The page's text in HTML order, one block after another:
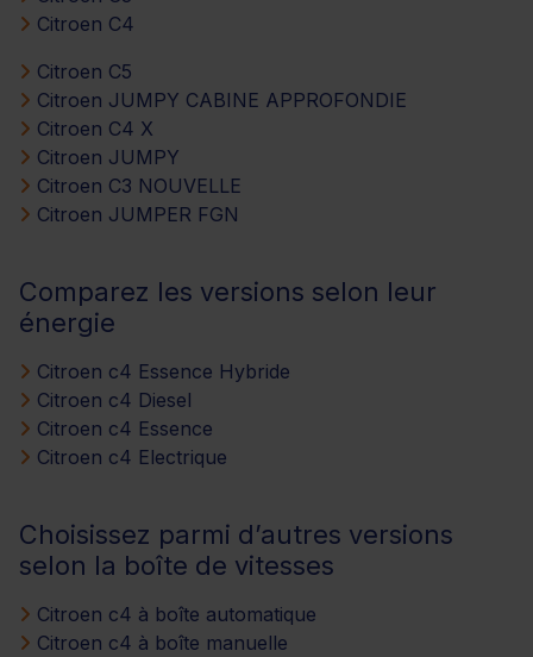
Citroen C4
Citroen C5
Citroen JUMPY CABINE APPROFONDIE
Citroen C4 X
Citroen JUMPY
Citroen C3 NOUVELLE
Citroen JUMPER FGN
Comparez les versions selon leur
énergie
Citroen c4 Essence Hybride
Citroen c4 Diesel
Citroen c4 Essence
Citroen c4 Electrique
Choisissez parmi d’autres versions
selon la boîte de vitesses
Citroen c4 à boîte automatique
Citroen c4 à boîte manuelle